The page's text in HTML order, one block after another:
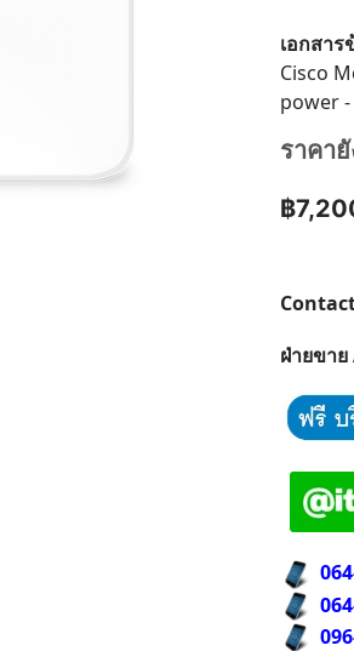
เอกสา
Cisco
power
ราคา
฿
ฝ่ายขาย